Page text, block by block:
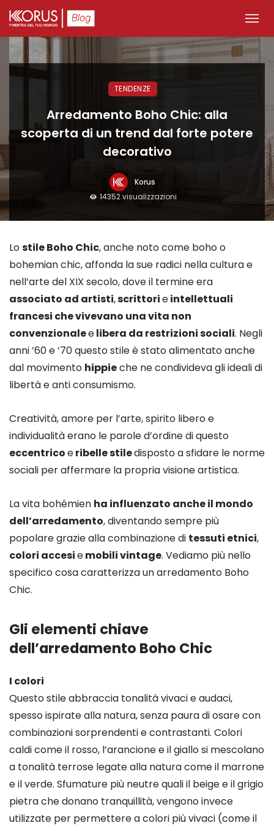
TENDENZE
Arredamento Boho Chic: alla
scoperta di un trend dal forte potere
decorativo
Korus
14352 visualizzazioni
Lostile Boho Chic, anche noto come boho o
bohemian chic, affonda la sue radici nella cultura e
nell’arte del XIX secolo, dove il termine era
associato ad artisti,scrittorieintellettuali
francesi che vivevano una vita non
convenzionaleelibera da restrizioni sociali. Negli
anni ’60 e ’70 questo stile è stato alimentato anche
dal movimento hippieche ne condivideva gli ideali di
libertà e anti consumismo.
Creatività, amore per l’arte, spirito libero e
individualità erano le parole d’ordine di questo
eccentricoeribelle stiledisposto a sfidare le norme
sociali per affermare la propria visione artistica.
La vita bohémien ha influenzato anche il mondo
dell’arredamento, diventando sempre più
popolare grazie alla combinazione di tessuti etnici,
colori accesiemobili vintage. Vediamo più nello
specifico cosa caratterizza un arredamento Boho
Chic.
Gli elementi chiave
dell’arredamento Boho Chic
I colori
Questo stile abbraccia tonalità vivaci e audaci,
spesso ispirate alla natura, senza paura di osare con
combinazioni sorprendenti e contrastanti. Colori
caldi come il rosso, l’arancione e il giallo si mescolano
a tonalità terrose legate alla natura come il marrone
e il verde. Sfumature più neutre quali il beige e il grigio
pietra che donano tranquillità, vengono invece
utilizzate per permettere a colori più vivaci (come il